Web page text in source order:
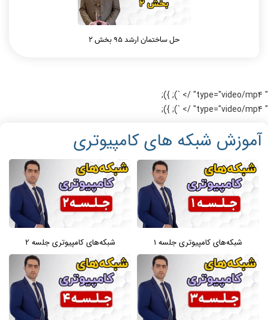
حل ساختمان ارشد 95 بخش 2
" type="video/mp4" /> `); });
" type="video/mp4" /> `); });
آموزش شبکه های کامپیوتری
شبکه‌های کامپیوتری جلسه 1 شبکه‌های کامپیوتری جلسه 2